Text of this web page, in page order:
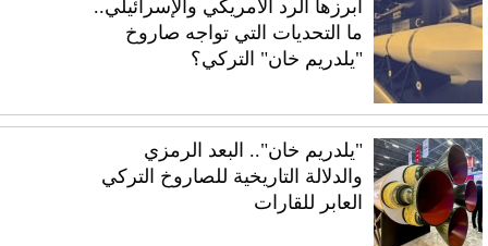
أبرزها الرد الأمريكي والإسرائيلي..
ما التحديات التي تواجه صاروخ
"يلدريم خان" التركي؟
"يلدريم خان".. البعد الرمزي
والدلالة التاريخية للصاروخ التركي
العابر للقارات